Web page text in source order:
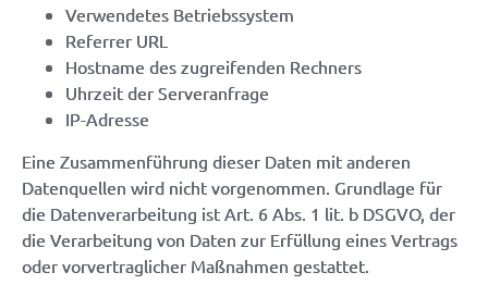
Verwendetes Betriebssystem
Referrer URL
Hostname des zugreifenden Rechners
Uhrzeit der Serveranfrage
IP-Adresse
Eine Zusammenführung dieser Daten mit anderen
Datenquellen wird nicht vorgenommen. Grundlage für
die Datenverarbeitung ist Art. 6 Abs. 1 lit. b DSGVO, der
die Verarbeitung von Daten zur Erfüllung eines Vertrags
oder vorvertraglicher Maßnahmen gestattet.